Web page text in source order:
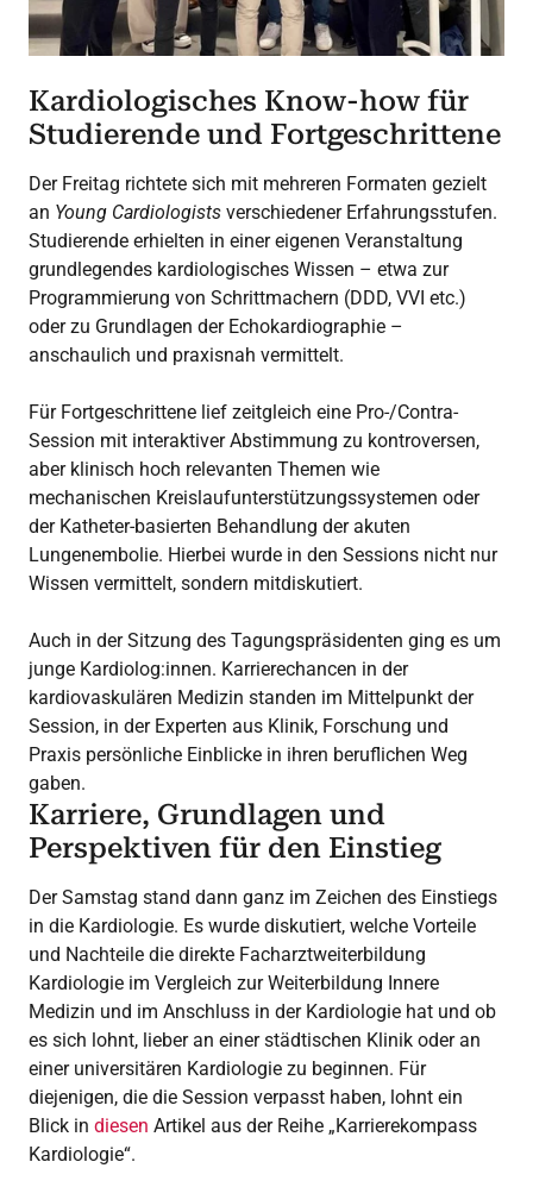
Kardiologisches Know-how für
Studierende und Fortgeschrittene
Der Freitag richtete sich mit mehreren Formaten gezielt
an Young Cardiologists verschiedener Erfahrungsstufen.
Studierende erhielten in einer eigenen Veranstaltung
grundlegendes kardiologisches Wissen – etwa zur
Programmierung von Schrittmachern (DDD, VVI etc.)
oder zu Grundlagen der Echokardiographie –
anschaulich und praxisnah vermittelt.
Für Fortgeschrittene lief zeitgleich eine Pro-/Contra-
Session mit interaktiver Abstimmung zu kontroversen,
aber klinisch hoch relevanten Themen wie
mechanischen Kreislaufunterstützungssystemen oder
der Katheter-basierten Behandlung der akuten
Lungenembolie. Hierbei wurde in den Sessions nicht nur
Wissen vermittelt, sondern mitdiskutiert.
Auch in der Sitzung des Tagungspräsidenten ging es um
junge Kardiolog:innen. Karrierechancen in der
kardiovaskulären Medizin standen im Mittelpunkt der
Session, in der Experten aus Klinik, Forschung und
Praxis persönliche Einblicke in ihren beruflichen Weg
gaben.
Karriere, Grundlagen und
Perspektiven für den Einstieg
Der Samstag stand dann ganz im Zeichen des Einstiegs
in die Kardiologie. Es wurde diskutiert, welche Vorteile
und Nachteile die direkte Facharztweiterbildung
Kardiologie im Vergleich zur Weiterbildung Innere
Medizin und im Anschluss in der Kardiologie hat und ob
es sich lohnt, lieber an einer städtischen Klinik oder an
einer universitären Kardiologie zu beginnen. Für
diejenigen, die die Session verpasst haben, lohnt ein
Blick in diesen Artikel aus der Reihe „Karrierekompass
Kardiologie“.